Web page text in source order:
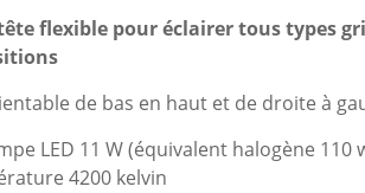
flexible pour éclairer tous types
de bas en haut et de droite à
LED 11 W (équivalent halogène
4200 kelvin